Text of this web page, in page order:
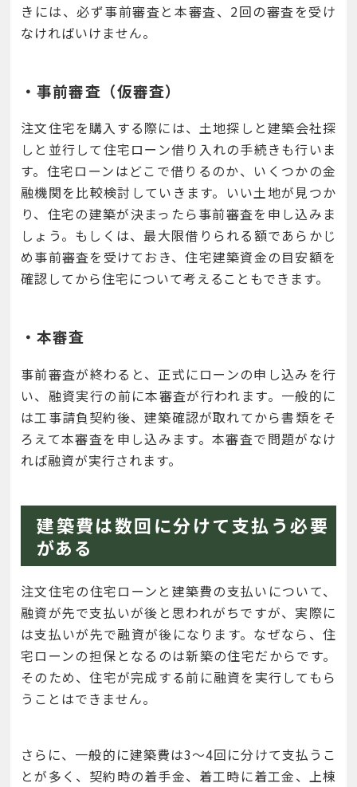
きには、必ず事前審査と本審査、2回の審査を受け
なければいけません。
・事前審査（仮審査）
注文住宅を購入する際には、土地探しと建築会社探
しと並行して住宅ローン借り入れの手続きも行いま
す。住宅ローンはどこで借りるのか、いくつかの金
融機関を比較検討していきます。いい土地が見つか
り、住宅の建築が決まったら事前審査を申し込みま
しょう。もしくは、最大限借りられる額であらかじ
め事前審査を受けておき、住宅建築資金の目安額を
確認してから住宅について考えることもできます。
・本審査
事前審査が終わると、正式にローンの申し込みを行
い、融資実行の前に本審査が行われます。一般的に
は工事請負契約後、建築確認が取れてから書類をそ
ろえて本審査を申し込みます。本審査で問題がなけ
れば融資が実行されます。
建築費は数回に分けて支払う必要
がある
注文住宅の住宅ローンと建築費の支払いについて、
融資が先で支払いが後と思われがちですが、実際に
は支払いが先で融資が後になります。なぜなら、住
宅ローンの担保となるのは新築の住宅だからです。
そのため、住宅が完成する前に融資を実行してもら
うことはできません。
さらに、一般的に建築費は3～4回に分けて支払うこ
とが多く、契約時の着手金、着工時に着工金、上棟